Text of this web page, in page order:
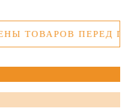
ПЕРЕД